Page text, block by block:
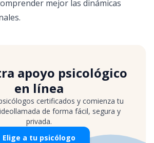
mejor las dinámicas
apoyo psicológico
en línea
certificados y comienza tu
de forma fácil, segura y
privada.
Elige a tu psicólogo